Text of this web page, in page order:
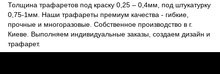
Толщина трафаретов под краску 0,25 – 0,4мм, под штукатурку
0,75-1мм. Наши трафареты премиум качества - гибкие,
прочные и многоразовые. Собственное производство в г.
Киеве. Выполняем индивидуальные заказы, создаем дизайн и
трафарет.